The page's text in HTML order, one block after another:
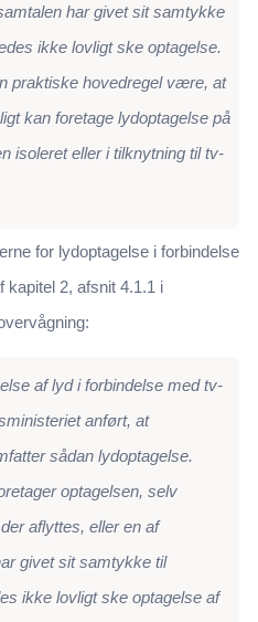
har givet sit samtykke
ikke lovligt ske optagelse.
praktiske hovedregel være, at
kan foretage lydoptagelse på
isoleret eller i tilknytning til tv-
for lydoptagelse i forbindelse
kapitel 2, afsnit 4.1.1 i
af lyd i forbindelse med tv-
anført, at
sådan lydoptagelse.
optagelsen, selv
aflyttes, eller en af
givet sit samtykke til
ikke lovligt ske optagelse af